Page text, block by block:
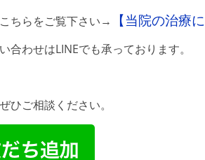
ちらをご覧下さい→
【当院の治療
合わせはLINEでも承っております。
ひご相談ください。